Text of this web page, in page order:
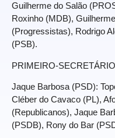
Guilherme do Salão
Roxinho (MDB),
(Progressistas), Rodrigo
(PSB).
PRIMEIRO-
Jaque Barbosa (PSD):
Cléber do Cavaco (PL),
(Republicanos), Jaque
(PSDB), Rony do Bar